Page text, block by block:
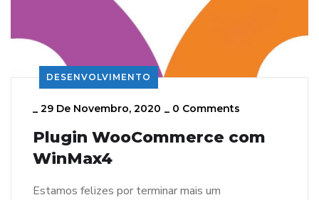
DESENVOLVIMENTO
_ 29 De Novembro, 2020 _ 0 Comments
Plugin WooCommerce com
WinMax4
Estamos felizes por terminar mais um